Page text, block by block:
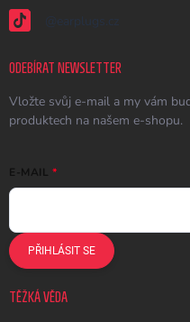
@earplugs.cz
ODEBÍRAT NEWSLETTER
Vložte svůj e-mail a my vám
produktech na našem e-shopu.
E-MAIL
PŘIHLÁSIT SE
TĚŽKÁ VĚDA